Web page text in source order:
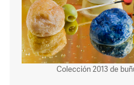
Colección 2013 de